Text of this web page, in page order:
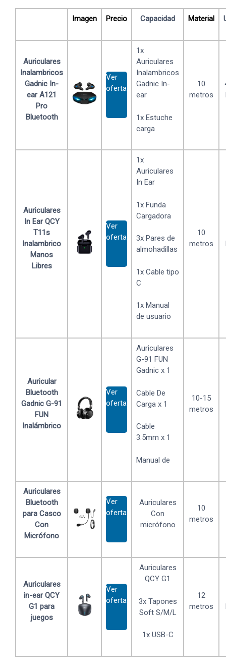
Imagen Precio Capacidad Material
Auriculares
Inalambricos
Gadnic In-
ear A121
Pro
Bluetooth
Ver
oferta
1x
Auriculares
Inalambricos
Gadnic In-
ear
1x Estuche
carga
10
metros
Auriculares
In Ear QCY
T11s
Inalambrico
Manos
Libres
Ver
oferta
1x
Auriculares
In Ear
1x Funda
Cargadora
3x Pares de
almohadillas
1x Cable tipo
C
1x Manual
de usuario
10
metros
Auricular
Bluetooth
Gadnic G-91
FUN
Inalámbrico
Ver
oferta
Auriculares
G-91 FUN
Gadnic x 1
Cable De
Carga x 1
Cable
3.5mm x 1
Manual de
10-15
metros
Auriculares
Bluetooth
para Casco
Con
Micrófono
Ver
oferta
Auriculares
Con
micrófono
10
metros
Auriculares
in-ear QCY
G1 para
juegos
Ver
oferta
Auriculares
QCY G1
3x Tapones
Soft S/M/L
1x USB-C
12
metros